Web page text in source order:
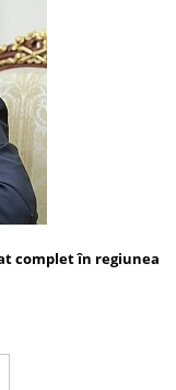
complet în regiunea